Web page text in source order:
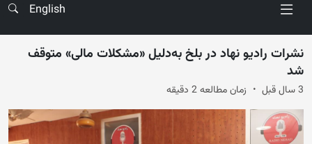
English
نشرات رادیو نهاد در بلخ به‌دلیل «مشکلات مالی» متوقف
شد
3 سال قبل زمان مطالعه 2 دقیقه